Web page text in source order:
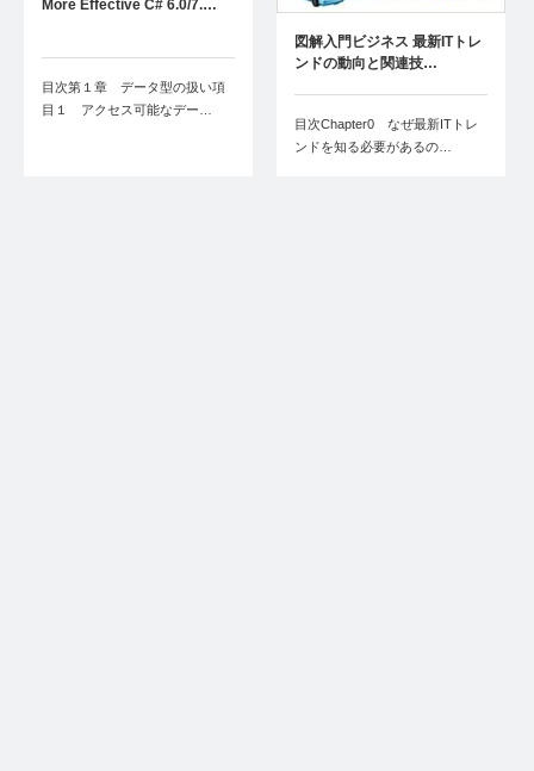
More Effective C# 6.0/7.…
目次第１章 データ型の扱い項
目１ アクセス可能なデー…
図解入門ビジネス 最新ITトレ
ンドの動向と関連技…
目次Chapter0 なぜ最新ITトレ
ンドを知る必要があるの…